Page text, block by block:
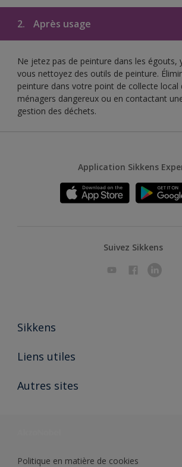
2. Après usage
Ne jetez pas de peinture dans les égouts,
vous nettoyez des outils de peinture.
peinture dans votre point de collecte local
ménagers dangereux ou en contactant
gestion des déchets.
Application Sikkens
Suivez Sikkens
Sikkens
A propos de Sikkens
Liens utiles
Ouvrir un magasin PASS
Autres sites
Politique en matière de cookies